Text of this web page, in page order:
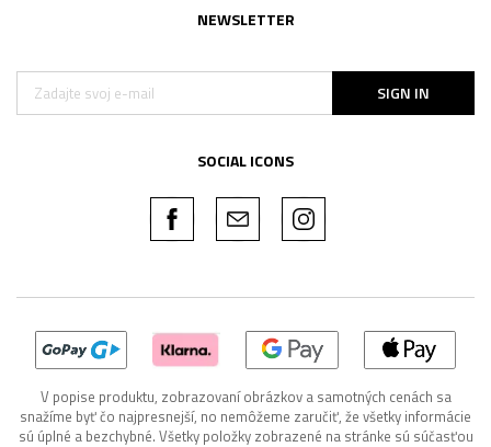
NEWSLETTER
SIGN IN
SOCIAL ICONS
V popise produktu, zobrazovaní obrázkov a samotných cenách sa
snažíme byť čo najpresnejší, no nemôžeme zaručiť, že všetky informácie
sú úplné a bezchybné. Všetky položky zobrazené na stránke sú súčasťou